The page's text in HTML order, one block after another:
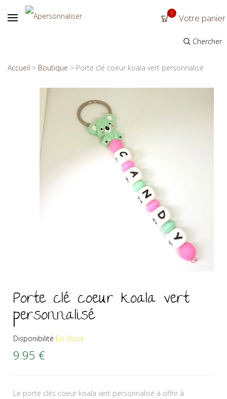
0 Votre panier
Chercher
Accueil > Boutique > Porte clé coeur koala vert personnalisé
Porte clé coeur koala vert
personnalisé
Disponibilité En Stock
9.95 €
Le porte clés coeur koala vert personnalisé à offrir à